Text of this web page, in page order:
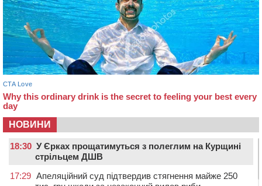
НОВИНИ
18:30 У Єрках прощатимуться з полеглим на Курщині
стрільцем ДШВ
17:29 Апеляційний суд підтвердив стягнення майже 250